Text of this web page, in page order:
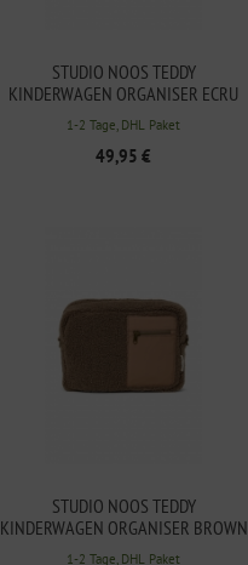
STUDIO NOOS TEDDY
KINDERWAGEN ORGANISER ECRU
1-2 Tage, DHL Paket
49,95 €
STUDIO NOOS TEDDY
KINDERWAGEN ORGANISER BROWN
1-2 Tage, DHL Paket